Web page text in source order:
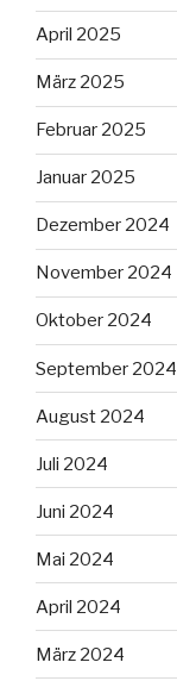
April 2025
März 2025
Februar 2025
Januar 2025
Dezember 2024
November 2024
Oktober 2024
September 2024
August 2024
Juli 2024
Juni 2024
Mai 2024
April 2024
März 2024